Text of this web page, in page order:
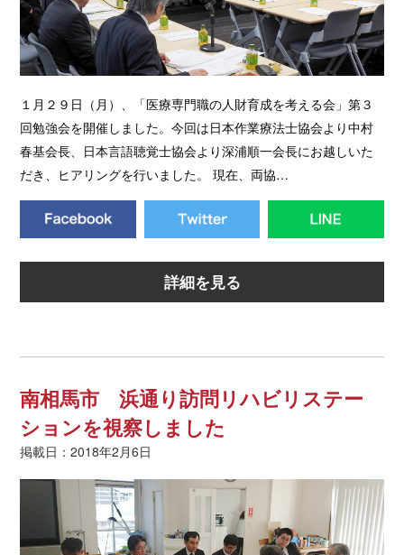
１月２９日（月）、「医療専門職の人財育成を考える会」第３
回勉強会を開催しました。今回は日本作業療法士協会より中村
春基会長、日本言語聴覚士協会より深浦順一会長にお越しいた
だき、ヒアリングを行いました。 現在、両協…
詳細を見る
南相馬市 浜通り訪問リハビリステー
ションを視察しました
掲載日：2018年2月6日